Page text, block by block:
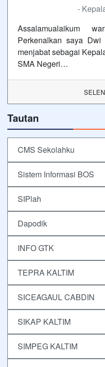
-
Assalamualaikum
Perkenalkan saya
menjabat sebagai
SMA Negeri…
Tautan
CMS Sekolahku
Sistem Informasi BOS
SIPlah
Dapodik
INFO GTK
TEPRA KALTIM
SICEAGAUL CABDIN
SIKAP KALTIM
SIMPEG KALTIM